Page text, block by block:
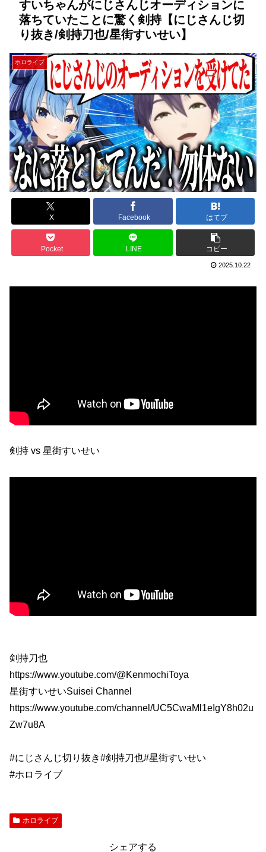
すいちゃんがにじさんじオーディションに
落ちていたことに驚く剣持【にじさんじ切
り抜き/剣持刀也/星街すいせい】
ホロライブ
X Facebook はてブ
Pocket LINE コピー
2025.10.22
剣持 vs 星街すいせい
剣持刀也
https://www.youtube.com/@KenmochiToya
星街すいせいSuisei Channel
https://www.youtube.com/channel/UC5CwaMl1eIgY8h02u
Zw7u8A
#にじさんじ切り抜き#剣持刀也#星街すいせい
#ホロライブ
ホロライブ
シェアする